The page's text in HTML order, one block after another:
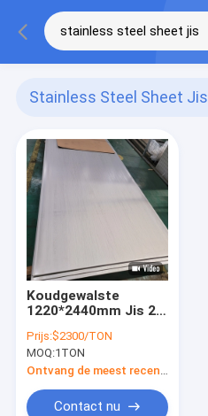
Stainless Steel Sheet Jis
Koudgewalste
1220*2440mm Jis 2b
staalblad
Prijs:$2300/TON
MOQ:1TON
Contact nu